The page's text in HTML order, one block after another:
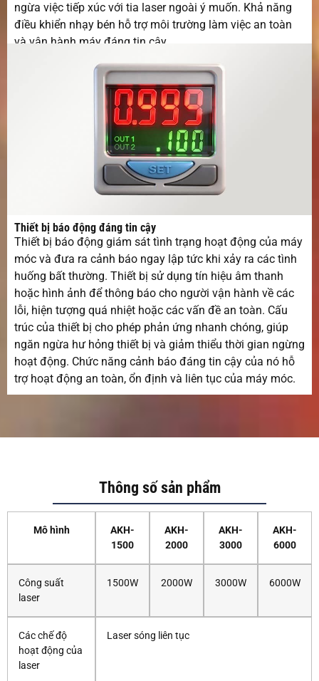
ngừa việc tiếp xúc với tia laser ngoài ý muốn. Khả năng
điều khiển nhạy bén hỗ trợ môi trường làm việc an toàn
và vận hành máy đáng tin cậy.
Thiết bị báo động đáng tin cậy
Thiết bị báo động giám sát tình trạng hoạt động của máy
móc và đưa ra cảnh báo ngay lập tức khi xảy ra các tình
huống bất thường. Thiết bị sử dụng tín hiệu âm thanh
hoặc hình ảnh để thông báo cho người vận hành về các
lỗi, hiện tượng quá nhiệt hoặc các vấn đề an toàn. Cấu
trúc của thiết bị cho phép phản ứng nhanh chóng, giúp
ngăn ngừa hư hỏng thiết bị và giảm thiểu thời gian ngừng
hoạt động. Chức năng cảnh báo đáng tin cậy của nó hỗ
trợ hoạt động an toàn, ổn định và liên tục của máy móc.
Thông số sản phẩm
Mô hình
AKH-
1500
AKH-
2000
AKH-
3000
AKH-
6000
Công suất
laser
1500W 2000W 3000W 6000W
Các chế độ
hoạt động của
laser
Laser sóng liên tục